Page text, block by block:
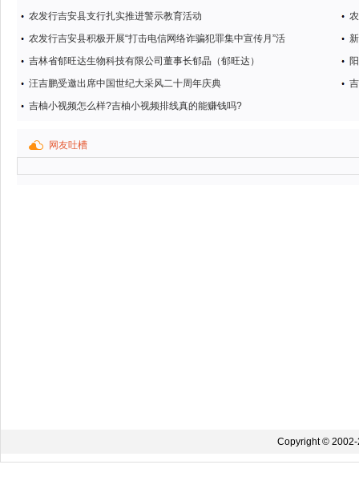
农发行吉安县支行扎实推进警示教育活动
农发行吉安县积极开展“打击电信网络诈骗犯罪集中宣传月”活
吉林省郁旺达生物科技有限公司董事长郁晶（郁旺达）
汪吉鹏受邀出席中国世纪大采风二十周年庆典
吉柚小视频怎么样?吉柚小视频排线真的能赚钱吗?
网友吐槽
Copyright ©